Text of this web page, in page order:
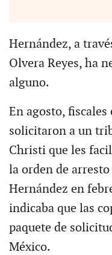
Hernández, a
Olvera Reyes, ha
alguno.
En agosto,
solicitaron a un
Christi que les
la orden de
Hernández en
indicaba que las
paquete de
México.